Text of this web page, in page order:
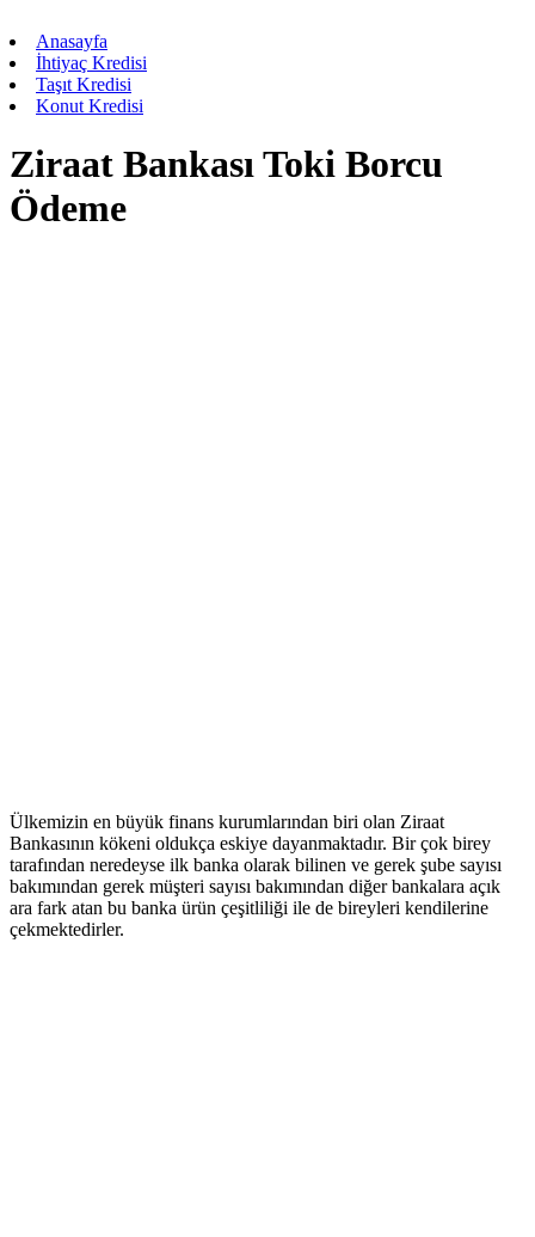
Anasayfa
İhtiyaç Kredisi
Taşıt Kredisi
Konut Kredisi
Ziraat Bankası Toki Borcu
Ödeme
Ülkemizin en büyük finans kurumlarından biri olan Ziraat
Bankasının kökeni oldukça eskiye dayanmaktadır. Bir çok birey
tarafından neredeyse ilk banka olarak bilinen ve gerek şube sayısı
bakımından gerek müşteri sayısı bakımından diğer bankalara açık
ara fark atan bu banka ürün çeşitliliği ile de bireyleri kendilerine
çekmektedirler.